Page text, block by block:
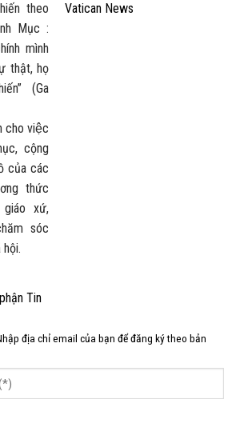
theo
Mục :
mình
thật, họ
(Ga
cho việc
cộng
của các
thức
xứ,
sóc
hội.
Vatican News
Tin
địa chỉ email của bạn để đăng ký theo bản